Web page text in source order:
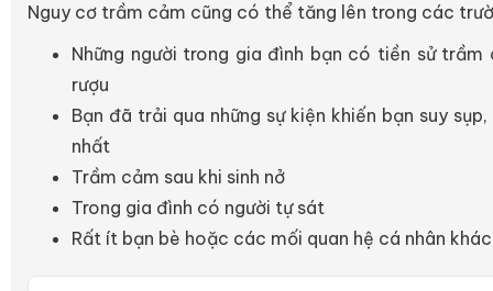
Nguy cơ trầm cảm cũng có thể tăng lên trong các
Những người trong gia đình bạn có tiền sử
rượu
Bạn đã trải qua những sự kiện khiến bạn suy
nhất
Trầm cảm sau khi sinh nở
Trong gia đình có người tự sát
Rất ít bạn bè hoặc các mối quan hệ cá nhân khác